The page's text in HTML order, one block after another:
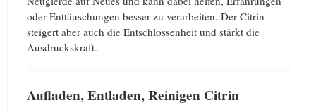
oder Enttäuschungen besser zu verarbeiten. Der Citrin
steigert aber auch die Entschlossenheit und stärkt die
Ausdruckskraft.
Aufladen, Entladen, Reinigen Citrin